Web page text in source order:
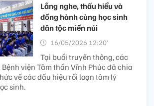
Lắng nghe, thấu hiểu và
đồng hành cùng học sinh
dân tộc miền núi
16/05/2026 12:20’
Tại buổi truyền thông, các
viện Tâm thần Vĩnh Phúc đã chia
về các dấu hiệu rối loạn tâm lý
sinh.